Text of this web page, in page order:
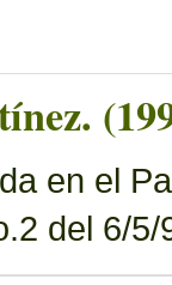
en el
del 6/5/